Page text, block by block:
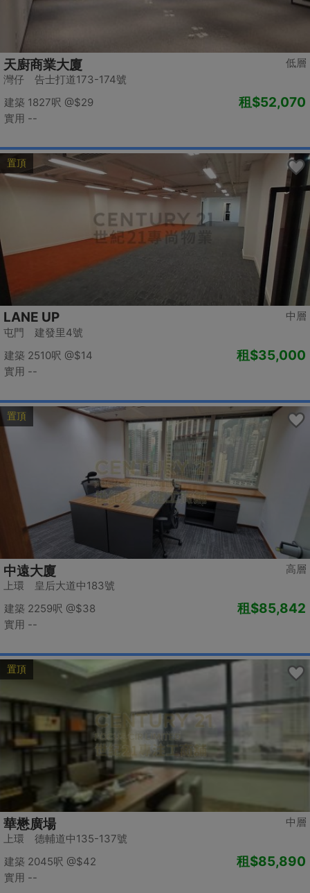
低層
天廚商業大廈
灣仔 告士打道173-174號
建築 1827呎 @$29
實用 --
租$52,070
置頂
中層
LANE UP
屯門 建發里4號
建築 2510呎 @$14
實用 --
租$35,000
置頂
高層
中遠大廈
上環 皇后大道中183號
建築 2259呎 @$38
實用 --
租$85,842
置頂
中層
華懋廣場
上環 德輔道中135-137號
建築 2045呎 @$42
實用 --
租$85,890